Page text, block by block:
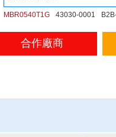
MBR0540T1G 43030-0001
合作廠商